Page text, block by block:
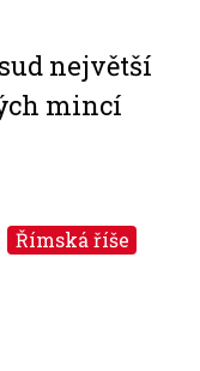
největší
mincí
Římská říše